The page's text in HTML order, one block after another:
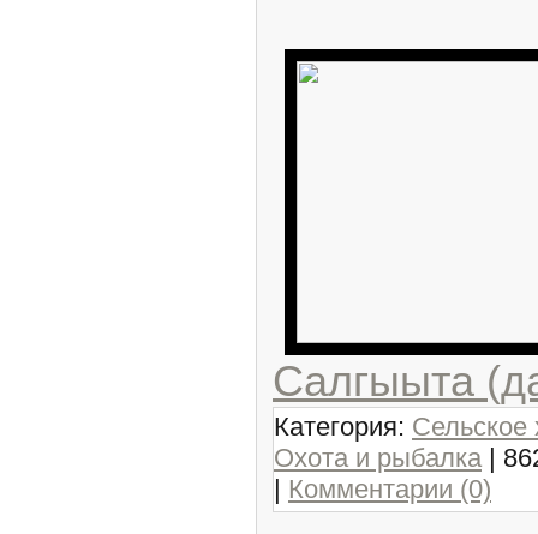
Салгыыта
Категория: Сельское
Охота и рыбалка |
| Комментарии (0)